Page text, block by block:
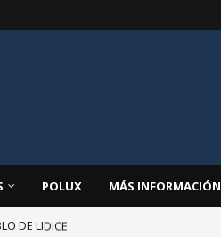
POLUX MÁS INFORMACIÓN
DE LIDICE